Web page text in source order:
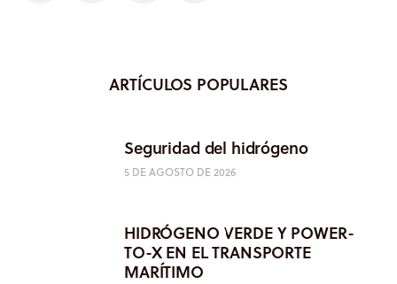
ARTÍCULOS POPULARES
Seguridad del hidrógeno
5 DE AGOSTO DE 2026
HIDRÓGENO VERDE Y POWER-
TO-X EN EL TRANSPORTE
MARÍTIMO